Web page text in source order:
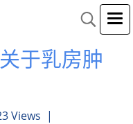
于乳房肿
Views |